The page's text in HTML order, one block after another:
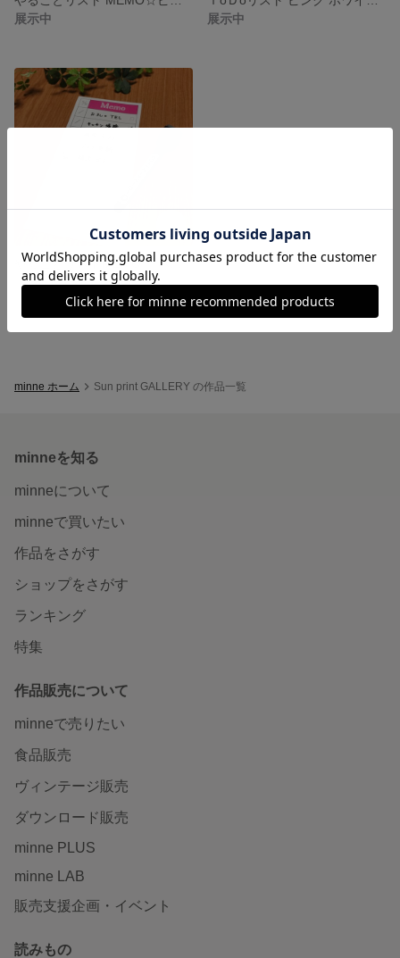
展示中
展示中
やることリストMEMO☆ ホワイトボード吸着シート (memo/pink)
展示中
minne ホーム Sun print GALLERY の作品一覧
minneを知る
minneについて
minneで買いたい
作品をさがす
ショップをさがす
ランキング
特集
作品販売について
minneで売りたい
食品販売
ヴィンテージ販売
ダウンロード販売
minne PLUS
minne LAB
販売支援企画・イベント
読みもの